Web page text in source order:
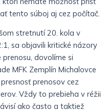
tento súboj aj cez počítač.
stretnutí 20. kola v
sa objavili kritické názory
dovolíme si
MFK Zemplín Michalovce
prenosov cez
Vždy to prebieha v réžii
ako často a taktiež